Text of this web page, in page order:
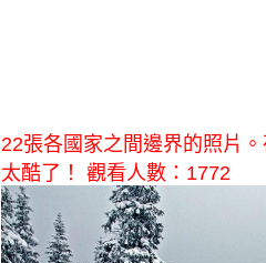
22張各國家之間邊界的照片
太酷了！ 觀看人數：1772